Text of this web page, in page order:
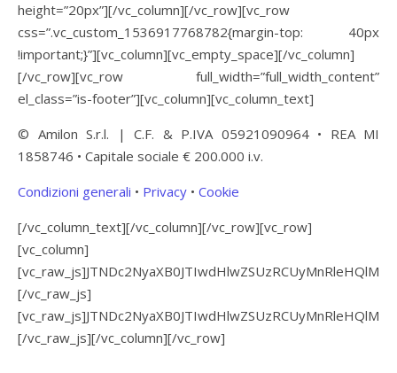
height=”20px”][/vc_column][/vc_row][vc_row
css=”.vc_custom_1536917768782{margin-top: 40px
!important;}”][vc_column][vc_empty_space][/vc_column]
[/vc_row][vc_row full_width=”full_width_content”
el_class=”is-footer”][vc_column][vc_column_text]
© Amilon S.r.l. | C.F. & P.IVA 05921090964 • REA MI
1858746 • Capitale sociale € 200.000 i.v.
Condizioni generali • Privacy • Cookie
[/vc_column_text][/vc_column][/vc_row][vc_row]
[vc_column]
[/vc_raw_js]
[/vc_raw_js][/vc_column][/vc_row]